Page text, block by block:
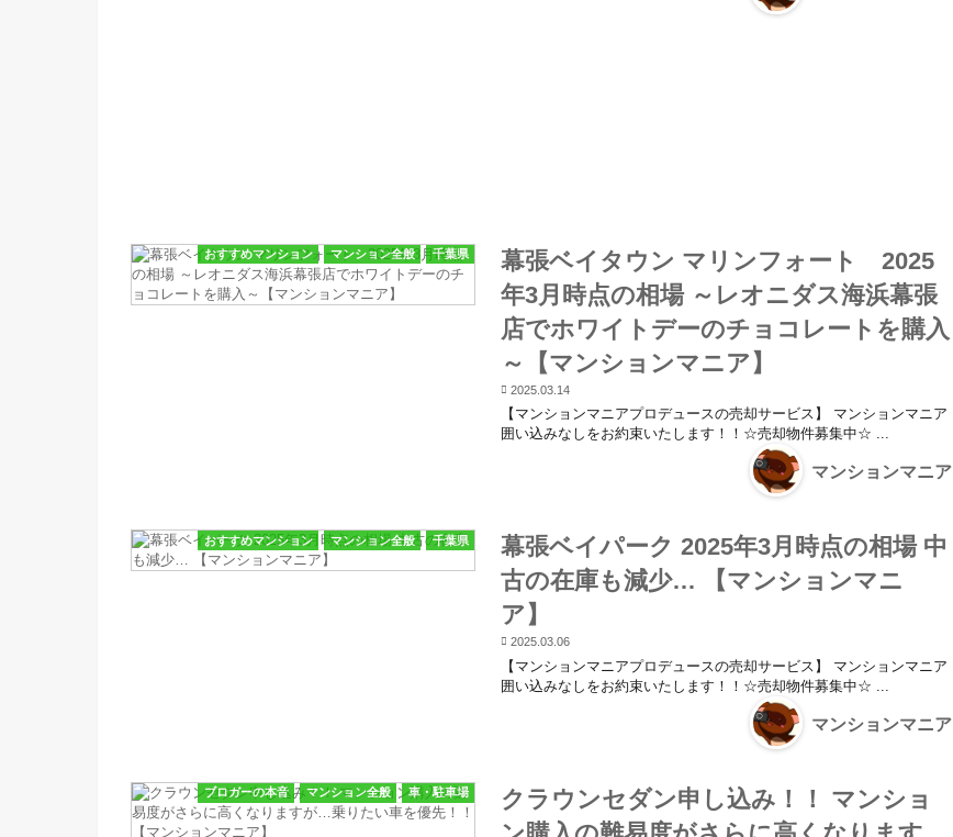
おすすめマンション マンション全般 千葉県
幕張ベイタウン マリンフォート 2025
年3月時点の相場 ～レオニダス海浜幕張
店でホワイトデーのチョコレートを購入
～【マンションマニア】
2025.03.14
【マンションマニアプロデュースの売却サービス】 マンションマニア
囲い込みなしをお約束いたします！！☆売却物件募集中☆ ...
マンションマニア
おすすめマンション マンション全般 千葉県
幕張ベイパーク 2025年3月時点の相場 中
古の在庫も減少… 【マンションマニ
ア】
2025.03.06
【マンションマニアプロデュースの売却サービス】 マンションマニア
囲い込みなしをお約束いたします！！☆売却物件募集中☆ ...
マンションマニア
ブロガーの本音 マンション全般 車・駐車場
クラウンセダン申し込み！！ マンショ